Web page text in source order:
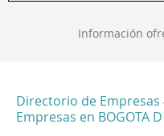
Información
Directorio de Empresas
Empresas en BOGOTA